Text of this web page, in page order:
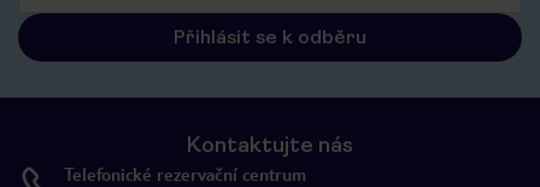
Přihlásit se k odběru
Kontaktujte nás
Telefonické rezervační centrum